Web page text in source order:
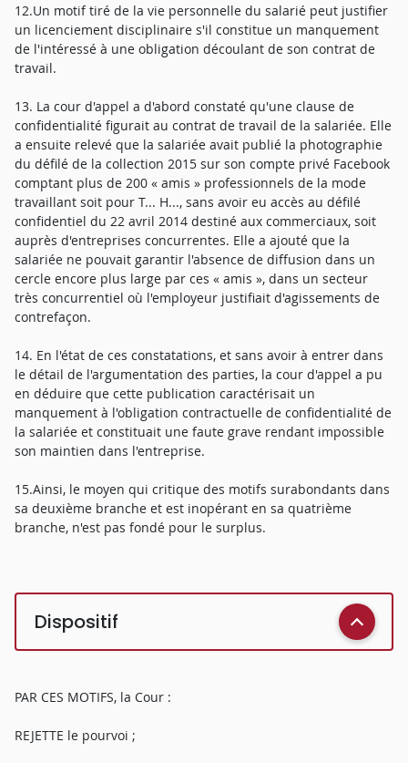
12.Un motif tiré de la vie personnelle du salarié peut justifier
un licenciement disciplinaire s'il constitue un manquement
de l'intéressé à une obligation découlant de son contrat de
travail.
13. La cour d'appel a d'abord constaté qu'une clause de
confidentialité figurait au contrat de travail de la salariée. Elle
a ensuite relevé que la salariée avait publié la photographie
du défilé de la collection 2015 sur son compte privé Facebook
comptant plus de 200 « amis » professionnels de la mode
travaillant soit pour T... H..., sans avoir eu accès au défilé
confidentiel du 22 avril 2014 destiné aux commerciaux, soit
auprès d'entreprises concurrentes. Elle a ajouté que la
salariée ne pouvait garantir l'absence de diffusion dans un
cercle encore plus large par ces « amis », dans un secteur
très concurrentiel où l'employeur justifiait d'agissements de
contrefaçon.
14. En l'état de ces constatations, et sans avoir à entrer dans
le détail de l'argumentation des parties, la cour d'appel a pu
en déduire que cette publication caractérisait un
manquement à l'obligation contractuelle de confidentialité de
la salariée et constituait une faute grave rendant impossible
son maintien dans l'entreprise.
15.Ainsi, le moyen qui critique des motifs surabondants dans
sa deuxième branche et est inopérant en sa quatrième
branche, n'est pas fondé pour le surplus.
Dispositif
PAR CES MOTIFS, la Cour :
REJETTE le pourvoi ;